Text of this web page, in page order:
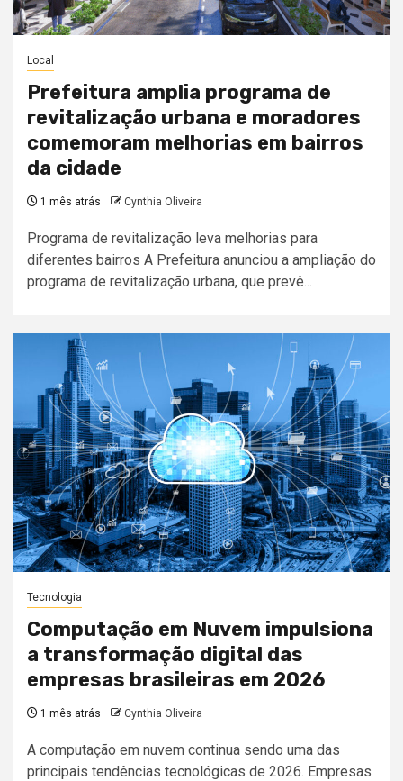
Local
Prefeitura amplia programa de
revitalização urbana e moradores
comemoram melhorias em bairros
da cidade
1 mês atrás Cynthia Oliveira
Programa de revitalização leva melhorias para
diferentes bairros A Prefeitura anunciou a ampliação do
programa de revitalização urbana, que prevê...
Tecnologia
Computação em Nuvem impulsiona
a transformação digital das
empresas brasileiras em 2026
1 mês atrás Cynthia Oliveira
A computação em nuvem continua sendo uma das
principais tendências tecnológicas de 2026. Empresas